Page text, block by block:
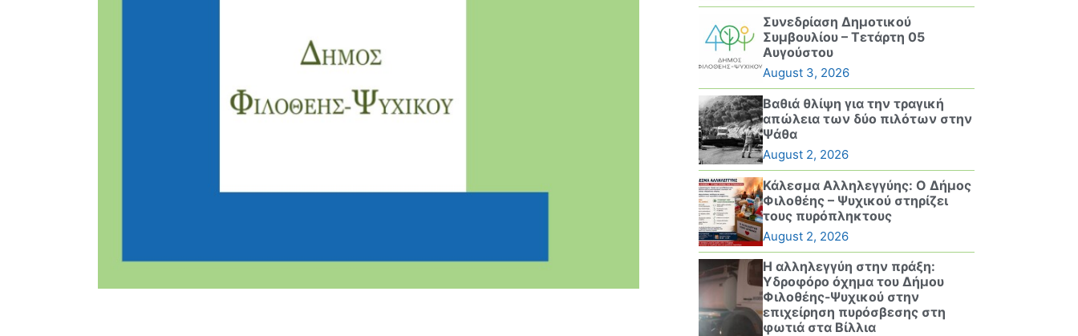
Συνεδρίαση Δημοτικού
Συμβουλίου – Τετάρτη 05
Αυγούστου
August 3, 2026
Βαθιά θλίψη για την τραγική
απώλεια των δύο πιλότων στην
Ψάθα
August 2, 2026
Κάλεσμα Αλληλεγγύης: Ο Δήμος
Φιλοθέης – Ψυχικού στηρίζει
τους πυρόπληκτους
August 2, 2026
Η αλληλεγγύη στην πράξη:
Υδροφόρο όχημα του Δήμου
Φιλοθέης-Ψυχικού στην
επιχείρηση πυρόσβεσης στη
φωτιά στα Βίλλια